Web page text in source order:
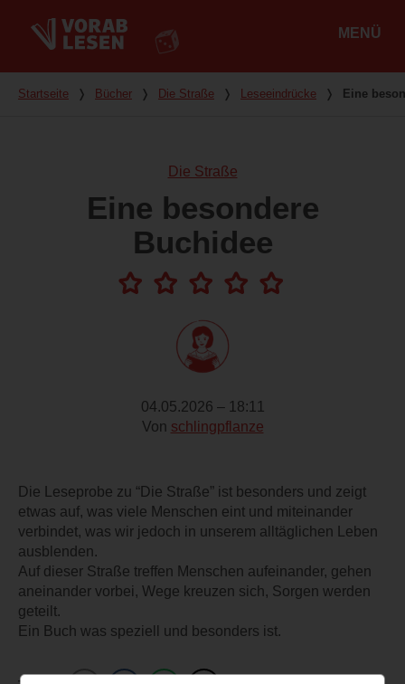
MENÜ
Du bist hier
Startseite ❭ Bücher ❭ Die Straße ❭ Leseeindrücke ❭ Eine
Die Straße
Eine besondere
Buchidee
04.05.2026 – 18:11
Von schlingpflanze
Die Leseprobe zu “Die Straße” ist besonders und zeigt
etwas auf, was viele Menschen eint und miteinander
verbindet, was wir jedoch in unserem alltäglichen Leben
ausblenden.
Auf dieser Straße treffen Menschen aufeinander, gehen
aneinander vorbei, Wege kreuzen sich, Sorgen werden
geteilt.
Ein Buch was speziell und besonders ist.